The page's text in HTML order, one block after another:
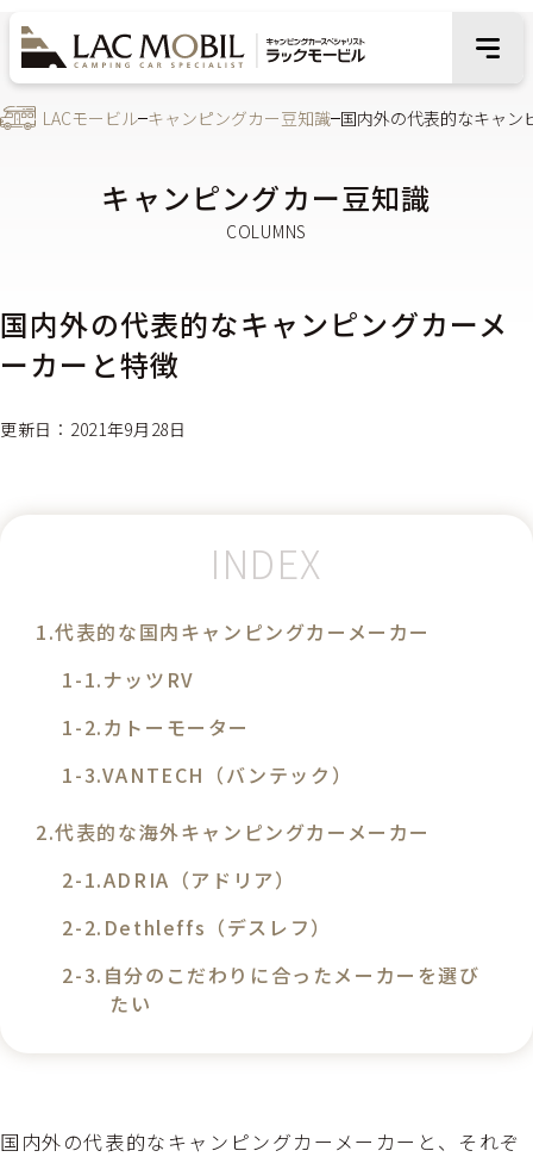
LACモービル キャンピングカー豆知識 国内外の代表的なキャン
キャンピングカー豆知識
国内外の代表的なキャンピングカーメ
ーカーと特徴
更新日：2021年9月28日
代表的な国内キャンピングカーメーカー
ナッツRV
カトーモーター
VANTECH（バンテック）
代表的な海外キャンピングカーメーカー
ADRIA（アドリア）
Dethleffs（デスレフ）
自分のこだわりに合ったメーカーを選び
たい
国内外の代表的なキャンピングカーメーカーと、それぞ